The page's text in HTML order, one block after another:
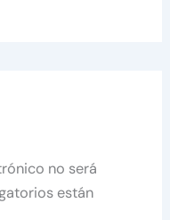
no será
están